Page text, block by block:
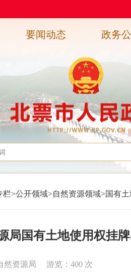
要闻动态 政务
栏>公开领域>自然资源领域>国有
局国有土地使用权挂牌
然资源局 游览： 400 次